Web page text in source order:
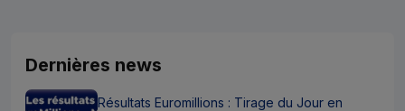
Dernières news
Résultats Euromillions : Tirage du Jour en